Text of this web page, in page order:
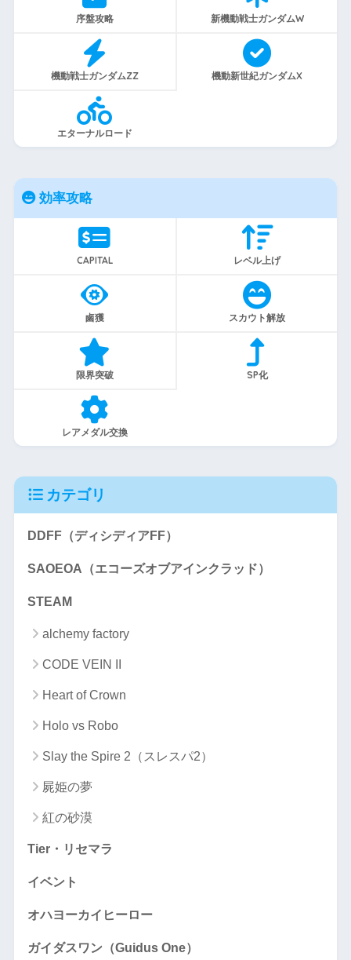
序盤攻略 新機動戦士ガンダムW
機動戦士ガンダムZZ 機動新世紀ガンダムX
エターナルロード
効率攻略
CAPITAL レベル上げ
鹵獲 スカウト解放
限界突破 SP化
レアメダル交換
カテゴリ
DDFF（ディシディアFF）
SAOEOA（エコーズオブアインクラッド）
STEAM
alchemy factory
CODE VEIN II
Heart of Crown
Holo vs Robo
Slay the Spire 2（スレスパ2）
屍姫の夢
紅の砂漠
Tier・リセマラ
イベント
オハヨーカイヒーロー
ガイダスワン（Guidus One）